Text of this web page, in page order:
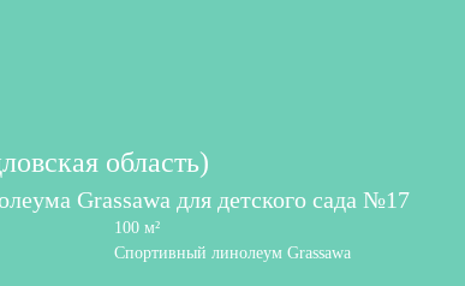
область)
Grassawa для детского сада №17
100 м²
Спортивный линолеум Grassawa